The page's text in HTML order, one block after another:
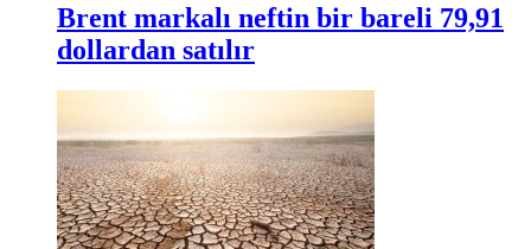
Brent markalı neftin bir bareli 79,91
dollardan satılır